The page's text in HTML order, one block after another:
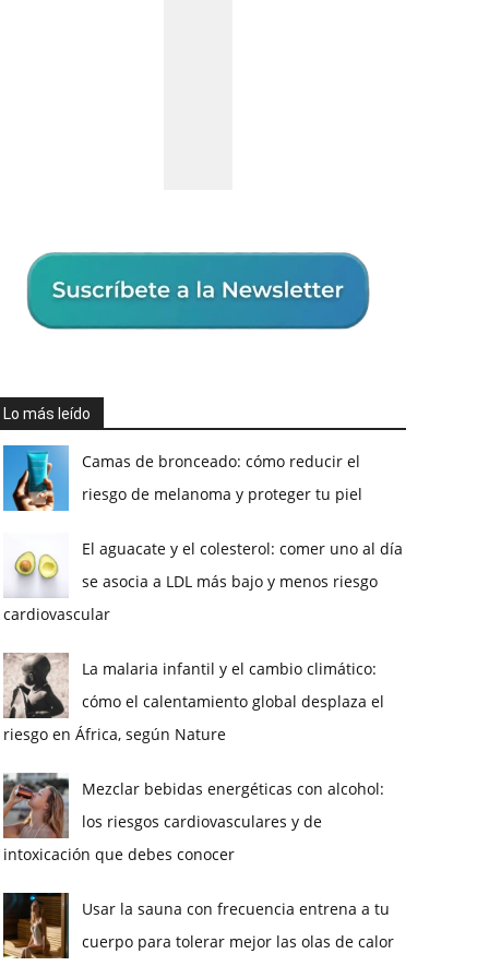
Lo más leído
Camas de bronceado: cómo reducir el
riesgo de melanoma y proteger tu piel
El aguacate y el colesterol: comer uno al día
se asocia a LDL más bajo y menos riesgo
cardiovascular
La malaria infantil y el cambio climático:
cómo el calentamiento global desplaza el
riesgo en África, según Nature
Mezclar bebidas energéticas con alcohol:
los riesgos cardiovasculares y de
intoxicación que debes conocer
Usar la sauna con frecuencia entrena a tu
cuerpo para tolerar mejor las olas de calor